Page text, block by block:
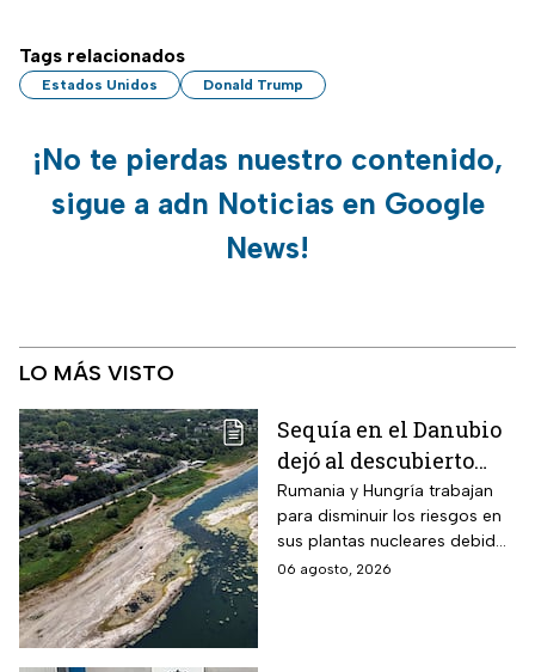
Tags relacionados
Estados Unidos Donald Trump
¡No te pierdas nuestro contenido,
sigue a adn Noticias en Google
News!
LO MÁS VISTO
Sequía en el Danubio
dejó al descubierto
buques de la Segunda
Guerra Mundial
Rumania y Hungría trabajan
para disminuir los riesgos en
sus plantas nucleares debido
a los mínimos históricos
06 agosto, 2026